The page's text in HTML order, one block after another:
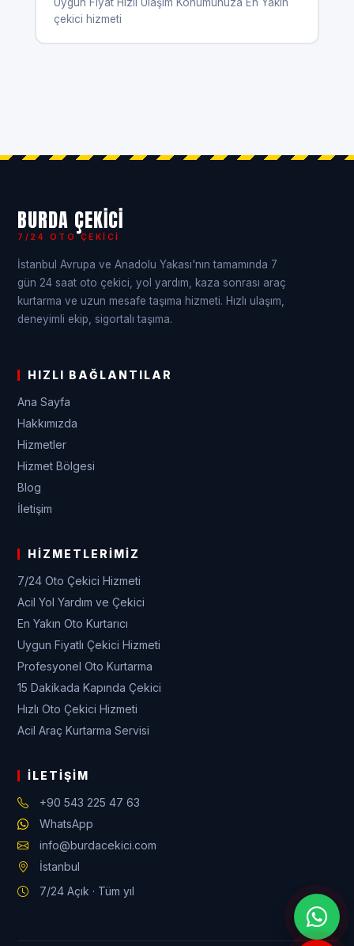
çekici hizmeti
BURDA ÇEKICI
7/24 OTO ÇEKICI
İstanbul Avrupa ve Anadolu Yakası'nın tamamında 7
gün 24 saat oto çekici, yol yardım, kaza sonrası araç
kurtarma ve uzun mesafe taşıma hizmeti. Hızlı ulaşım,
deneyimli ekip, sigortalı taşıma.
HIZLI BAĞLANTILAR
Ana Sayfa
Hakkımızda
Hizmetler
Hizmet Bölgesi
Blog
İletişim
HIZMETLERIMIZ
7/24 Oto Çekici Hizmeti
Acil Yol Yardım ve Çekici
En Yakın Oto Kurtarıcı
Uygun Fiyatlı Çekici Hizmeti
Profesyonel Oto Kurtarma
15 Dakikada Kapında Çekici
Hızlı Oto Çekici Hizmeti
Acil Araç Kurtarma Servisi
İLETIŞIM
+90 543 225 47 63
WhatsApp
info@burdacekici.com
İstanbul
7/24 Açık · Tüm yıl